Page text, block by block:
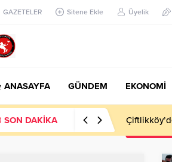
GAZETELER Sitene Ekle Üyelik
ANASAYFA GÜNDEM EKONOMİ
SON DAKİKA